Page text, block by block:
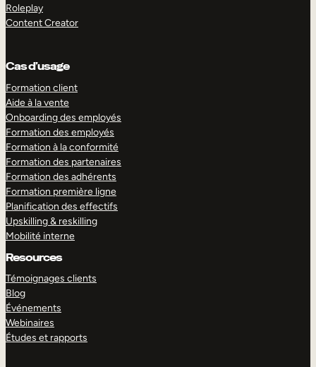
Roleplay
Content Creator
Cas d’usage
Formation client
Aide à la vente
Onboarding des employés
Formation des employés
Formation à la conformité
Formation des partenaires
Formation des adhérents
Formation première ligne
Planification des effectifs
Upskilling & reskilling
Mobilité interne
Resources
Témoignages clients
Blog
Événements
Webinaires
Études et rapports